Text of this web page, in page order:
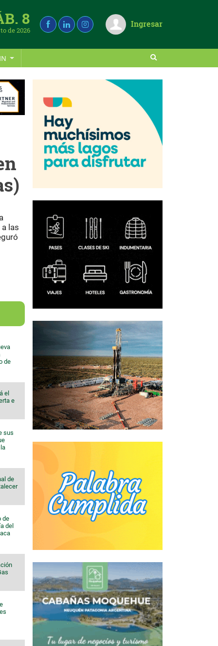
8
de 2026
Ingresar
las
de
el
e
sus
de
de
del